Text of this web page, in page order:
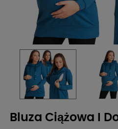
Bluza Ciążowa I